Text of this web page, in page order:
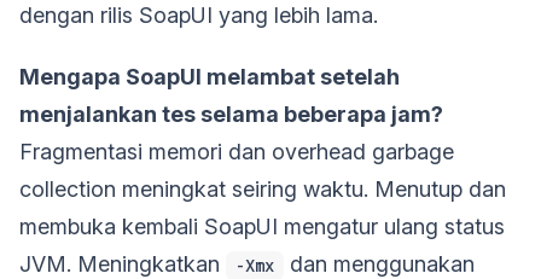
dengan rilis SoapUI yang lebih lama.
Mengapa SoapUI melambat setelah
menjalankan tes selama beberapa jam?
Fragmentasi memori dan overhead garbage
collection meningkat seiring waktu. Menutup dan
membuka kembali SoapUI mengatur ulang status
JVM. Meningkatkan
-Xmx
dan menggunakan